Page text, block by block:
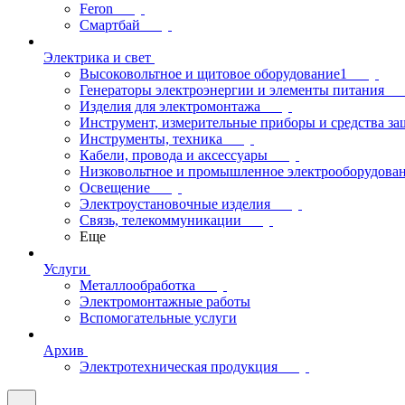
Feron
Смартбай
Электрика и свет
Высоковольтное и щитовое оборудование1
Генераторы электроэнергии и элементы питания
Изделия для электромонтажа
Инструмент, измерительные приборы и средства
Инструменты, техника
Кабели, провода и аксессуары
Низковольтное и промышленное
Освещение
Электроустановочные изделия
Связь, телекоммуникации
Еще
Услуги
Металлообработка
Электромонтажные работы
Вспомогательные услуги
Архив
Электротехническая продукция